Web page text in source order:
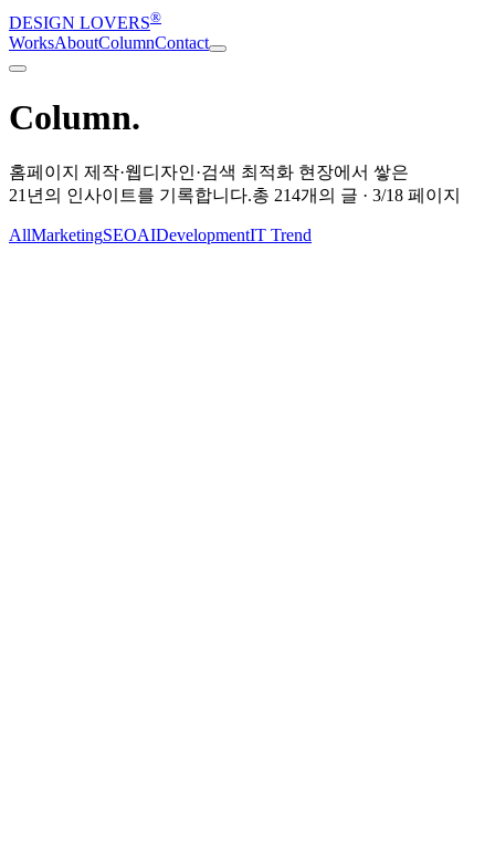
DESIGN LOVERS®
WorksAboutColumnContact
Column.
홈페이지 제작·웹디자인·검색 최적화 현장에서 쌓은
21년의 인사이트를 기록합니다.총 214개의 글 · 3/18 페이지
AllMarketingSEOAIDevelopmentIT Trend